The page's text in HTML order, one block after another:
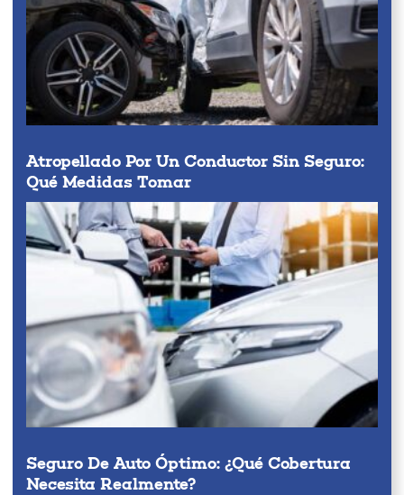
Atropellado Por Un Conductor Sin Seguro:
Qué Medidas Tomar
Seguro De Auto Óptimo: ¿qué Cobertura
Necesita Realmente?